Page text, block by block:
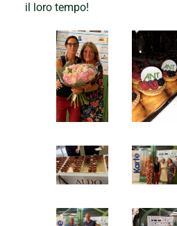
il loro tempo!